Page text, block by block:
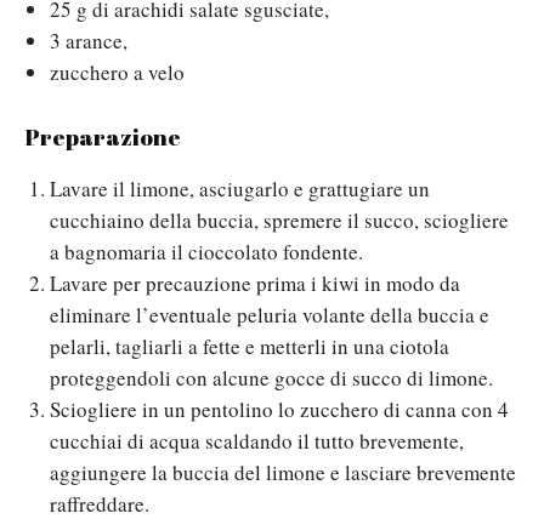
25 g di arachidi salate sgusciate,
3 arance,
zucchero a velo
Preparazione
Lavare il limone, asciugarlo e grattugiare un
cucchiaino della buccia, spremere il succo, sciogliere
a bagnomaria il cioccolato fondente.
Lavare per precauzione prima i kiwi in modo da
eliminare l’eventuale peluria volante della buccia e
pelarli, tagliarli a fette e metterli in una ciotola
proteggendoli con alcune gocce di succo di limone.
Sciogliere in un pentolino lo zucchero di canna con 4
cucchiai di acqua scaldando il tutto brevemente,
aggiungere la buccia del limone e lasciare brevemente
raffreddare.